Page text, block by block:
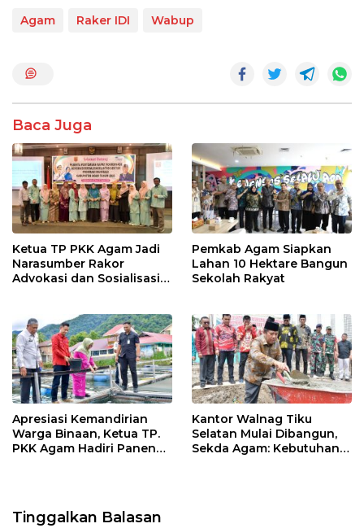
e
o
k
itt at
p
e ar
Agam Raker IDI Wabup
Baca Juga
Ketua TP PKK Agam Jadi
Narasumber Rakor
Advokasi dan Sosialisasi
Pemkab Agam Siapkan
Lahan 10 Hektare Bangun
Sekolah Rakyat
Apresiasi Kemandirian
Warga Binaan, Ketua TP.
PKK Agam Hadiri Panen
Kantor Walnag Tiku
Selatan Mulai Dibangun,
Sekda Agam: Kebutuhan
Tinggalkan Balasan